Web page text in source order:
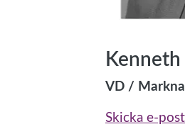
Kenneth
VD /
Skicka e-post